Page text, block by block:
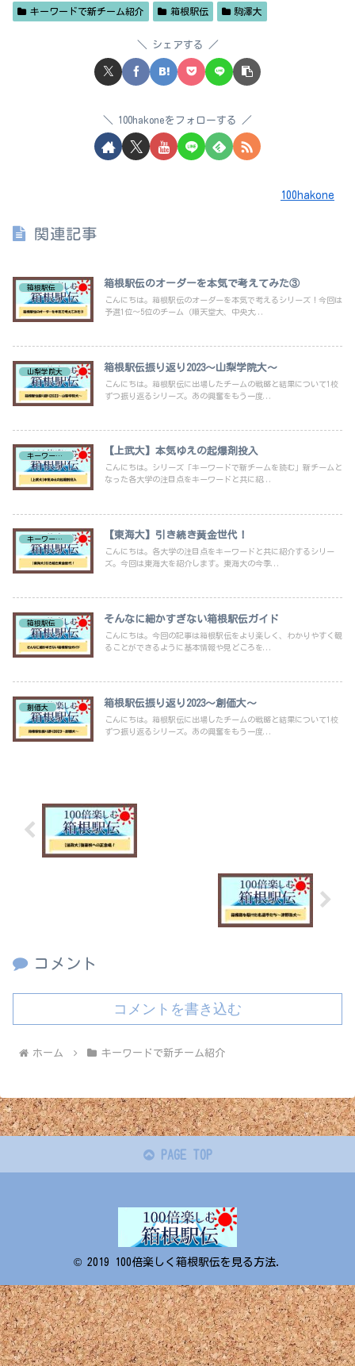
キーワードで新チーム紹介 箱根駅伝 駒澤大
シェアする
100hakoneをフォローする
100hakone
関連記事
箱根駅伝 箱根駅伝のオーダーを本気で考えてみた③
こんにちは。箱根駅伝のオーダーを本気で考えるシリーズ！今回は
予選1位～5位のチーム（順天堂大、中央大...
山梨学院大 箱根駅伝振り返り2023～山梨学院大～
こんにちは。箱根駅伝に出場したチームの戦略と結果について1校
ずつ振り返るシリーズ。あの興奮をもう一度...
キーワードで新チーム紹介 【上武大】本気ゆえの起爆剤投入
こんにちは。シリーズ「キーワードで新チームを読む」新チームと
なった各大学の注目点をキーワードと共に紹...
キーワードで新チーム紹介 【東海大】引き続き黄金世代！
こんにちは。各大学の注目点をキーワードと共に紹介するシリー
ズ。今回は東海大を紹介します。東海大の今季...
箱根駅伝 そんなに細かすぎない箱根駅伝ガイド
こんにちは。今回の記事は箱根駅伝をより楽しく、わかりやすく観
ることができるように基本情報や見どころを...
創価大 箱根駅伝振り返り2023～創価大～
こんにちは。箱根駅伝に出場したチームの戦略と結果について1校
ずつ振り返るシリーズ。あの興奮をもう一度...
コメント
コメントを書き込む
ホーム キーワードで新チーム紹介
PAGE TOP
© 2019 100倍楽しく箱根駅伝を見る方法.